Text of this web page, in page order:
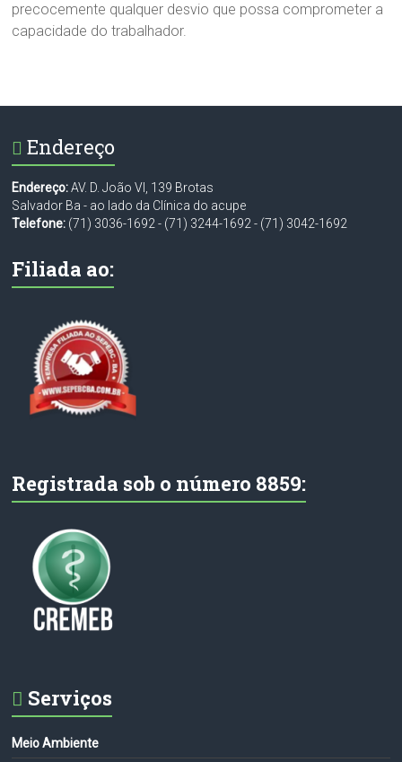
precocemente qualquer desvio que possa comprometer a
capacidade do trabalhador.
Endereço
Endereço:AV. D. João VI, 139 Brotas
Salvador Ba - ao lado da Clínica do acupe
Telefone: (71) 3036-1692- (71) 3244-1692- (71) 3042-1692
Filiada ao:
Registrada sob o número 8859:
Serviços
Meio Ambiente